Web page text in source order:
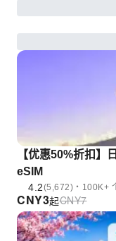
【优惠50%折扣】
eSIM
4.2(5,672)・100K+
CNY3起CNY7